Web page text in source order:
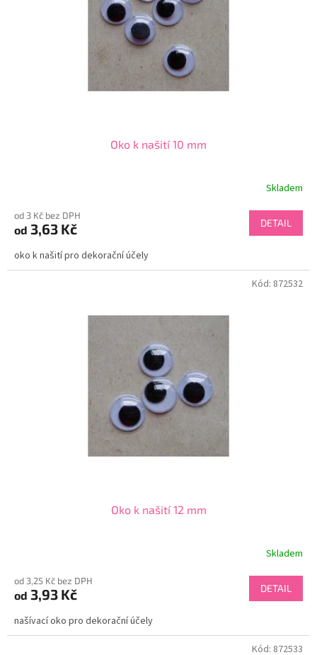
Oko k našití 10 mm
Skladem
od 3 Kč bez DPH
od 3,63 Kč DETAIL
oko k našití pro dekorační účely
Oko k našití 12 mm
Skladem
od 3,25 Kč bez DPH
od 3,93 Kč DETAIL
našívací oko pro dekorační účely
Kód: 872532
Kód: 872533